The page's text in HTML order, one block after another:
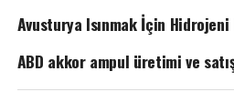
Avusturya Isınmak İçin
ABD akkor ampul üretimi ve